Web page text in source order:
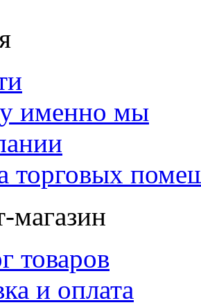
именно мы
торговых
магазин
товаров
и оплата